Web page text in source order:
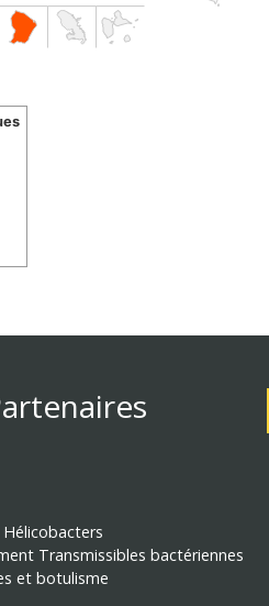
Transmissibles bactériennes
et botulisme